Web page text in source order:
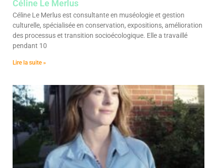
Céline Le Merlus
Céline Le Merlus est consultante en muséologie et gestion
culturelle, spécialisée en conservation, expositions, amélioration
des processus et transition socioécologique. Elle a travaillé
pendant 10
Lire la suite »